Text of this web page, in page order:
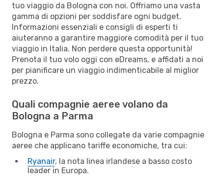
tuo viaggio da Bologna con noi. Offriamo una vasta
gamma di opzioni per soddisfare ogni budget.
Informazioni essenziali e consigli di esperti ti
aiuteranno a garantire maggiore comodità per il tuo
viaggio in Italia. Non perdere questa opportunità!
Prenota il tuo volo oggi con eDreams, e affidati a noi
per pianificare un viaggio indimenticabile al miglior
prezzo.
Quali compagnie aeree volano da
Bologna a Parma
Bologna e Parma sono collegate da varie compagnie
aeree che applicano tariffe economiche, tra cui:
Ryanair, la nota linea irlandese a basso costo
leader in Europa.